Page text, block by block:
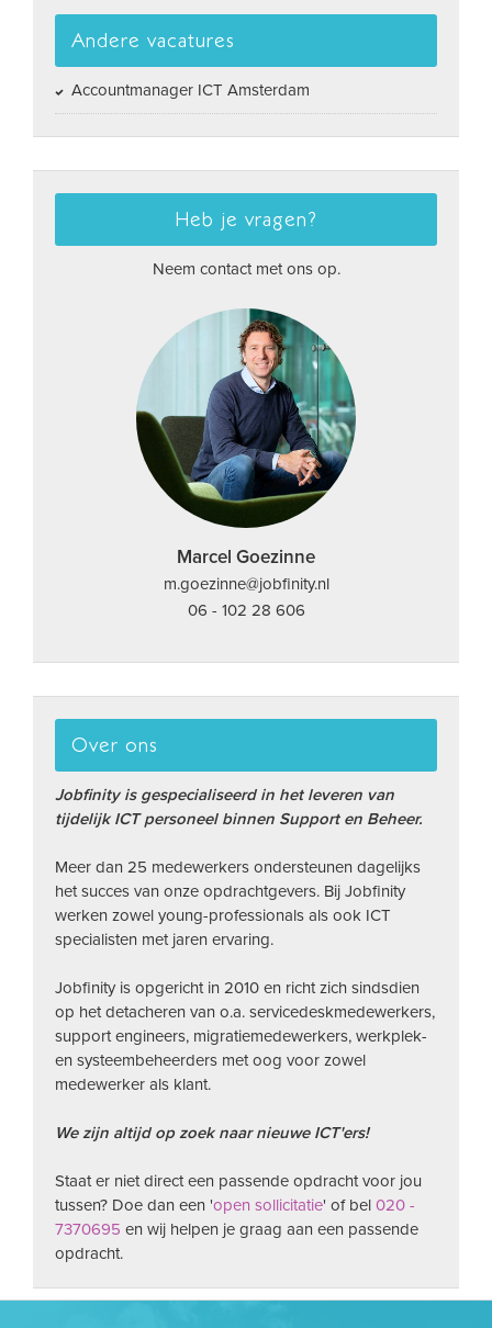
Andere vacatures
Accountmanager ICT Amsterdam
Heb je vragen?
Neem contact met ons op.
Marcel Goezinne
m.goezinne@jobfinity.nl
06 - 102 28 606
Over ons
Jobfinity is gespecialiseerd in het leveren van
tijdelijk ICT personeel binnen Support en Beheer.
Meer dan 25 medewerkers ondersteunen dagelijks
het succes van onze opdrachtgevers. Bij Jobfinity
werken zowel young-professionals als ook ICT
specialisten met jaren ervaring.
Jobfinity is opgericht in 2010 en richt zich sindsdien
op het detacheren van o.a. servicedeskmedewerkers,
support engineers, migratiemedewerkers, werkplek-
en systeembeheerders met oog voor zowel
medewerker als klant.
We zijn altijd op zoek naar nieuwe ICT'ers!
Staat er niet direct een passende opdracht voor jou
tussen? Doe dan een 'open sollicitatie' of bel 020 -
7370695 en wij helpen je graag aan een passende
opdracht.